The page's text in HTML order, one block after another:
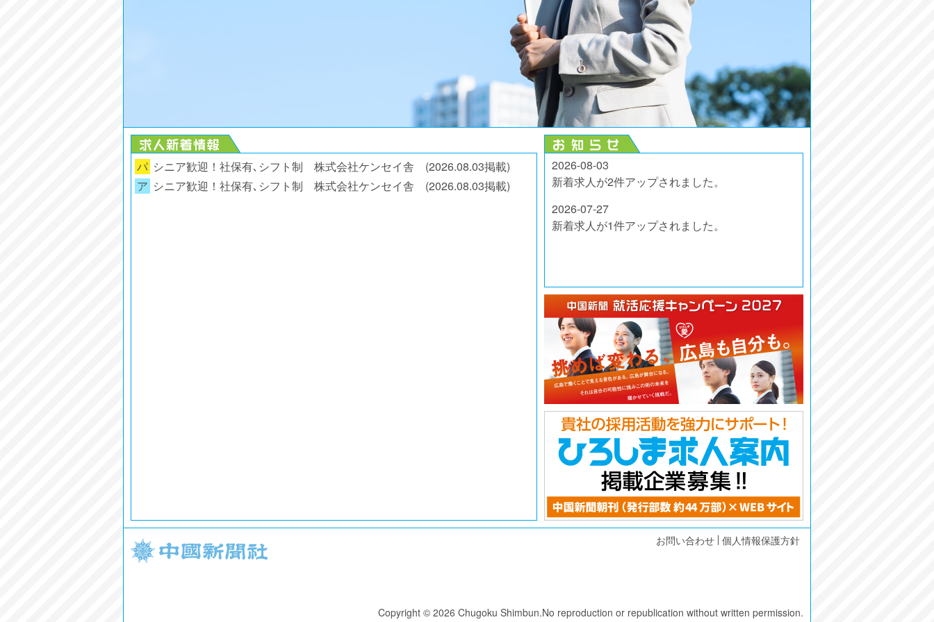
パ シニア歓迎！社保有､シフト制 株式会社ケンセイ舎 (2026.08.03掲載)
ア シニア歓迎！社保有､シフト制 株式会社ケンセイ舎 (2026.08.03掲載)
2026-08-03
新着求人が2件アップされました。
2026-07-27
新着求人が1件アップされました。
お問い合わせ 個人情報保護方針
Copyright © 2026 Chugoku Shimbun.No reproduction or republication without written permission.